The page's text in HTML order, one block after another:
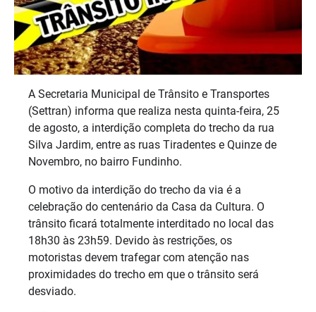
A Secretaria Municipal de Trânsito e Transportes
(Settran) informa que realiza nesta quinta-feira, 25
de agosto, a interdição completa do trecho da rua
Silva Jardim, entre as ruas Tiradentes e Quinze de
Novembro, no bairro Fundinho.
O motivo da interdição do trecho da via é a
celebração do centenário da Casa da Cultura. O
trânsito ficará totalmente interditado no local das
18h30 às 23h59. Devido às restrições, os
motoristas devem trafegar com atenção nas
proximidades do trecho em que o trânsito será
desviado.